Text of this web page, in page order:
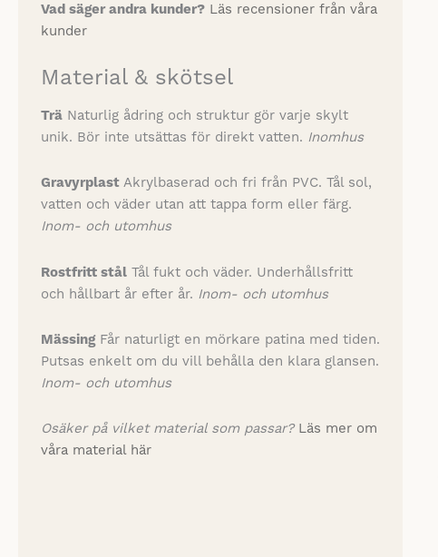
Vad säger andra kunder? Läs recensioner från våra
kunder
Material & skötsel
Trä Naturlig ådring och struktur gör varje skylt
unik. Bör inte utsättas för direkt vatten. Inomhus
Gravyrplast Akrylbaserad och fri från PVC. Tål sol,
vatten och väder utan att tappa form eller färg.
Inom- och utomhus
Rostfritt stål Tål fukt och väder. Underhållsfritt
och hållbart år efter år. Inom- och utomhus
MässingFår naturligt en mörkare patina med tiden.
Putsas enkelt om du vill behålla den klara glansen.
Inom- och utomhus
Osäker på vilket material som passar? Läs mer om
våra material här